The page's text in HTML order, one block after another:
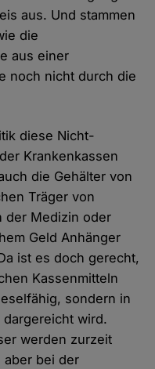
aus. Und stammen
die
aus einer
noch nicht durch die
diese Nicht-
Krankenkassen
die Gehälter von
Träger von
der Medizin oder
Geld Anhänger
ist es doch gerecht,
Kassenmitteln
sondern in
wird.
werden zurzeit
aber bei der